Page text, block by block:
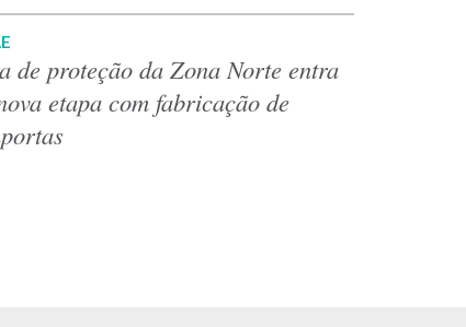
de proteção da Zona Norte entra
etapa com fabricação de